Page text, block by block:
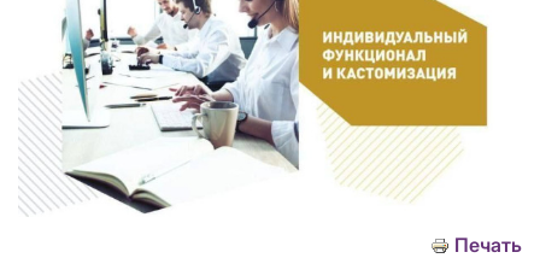
Печать